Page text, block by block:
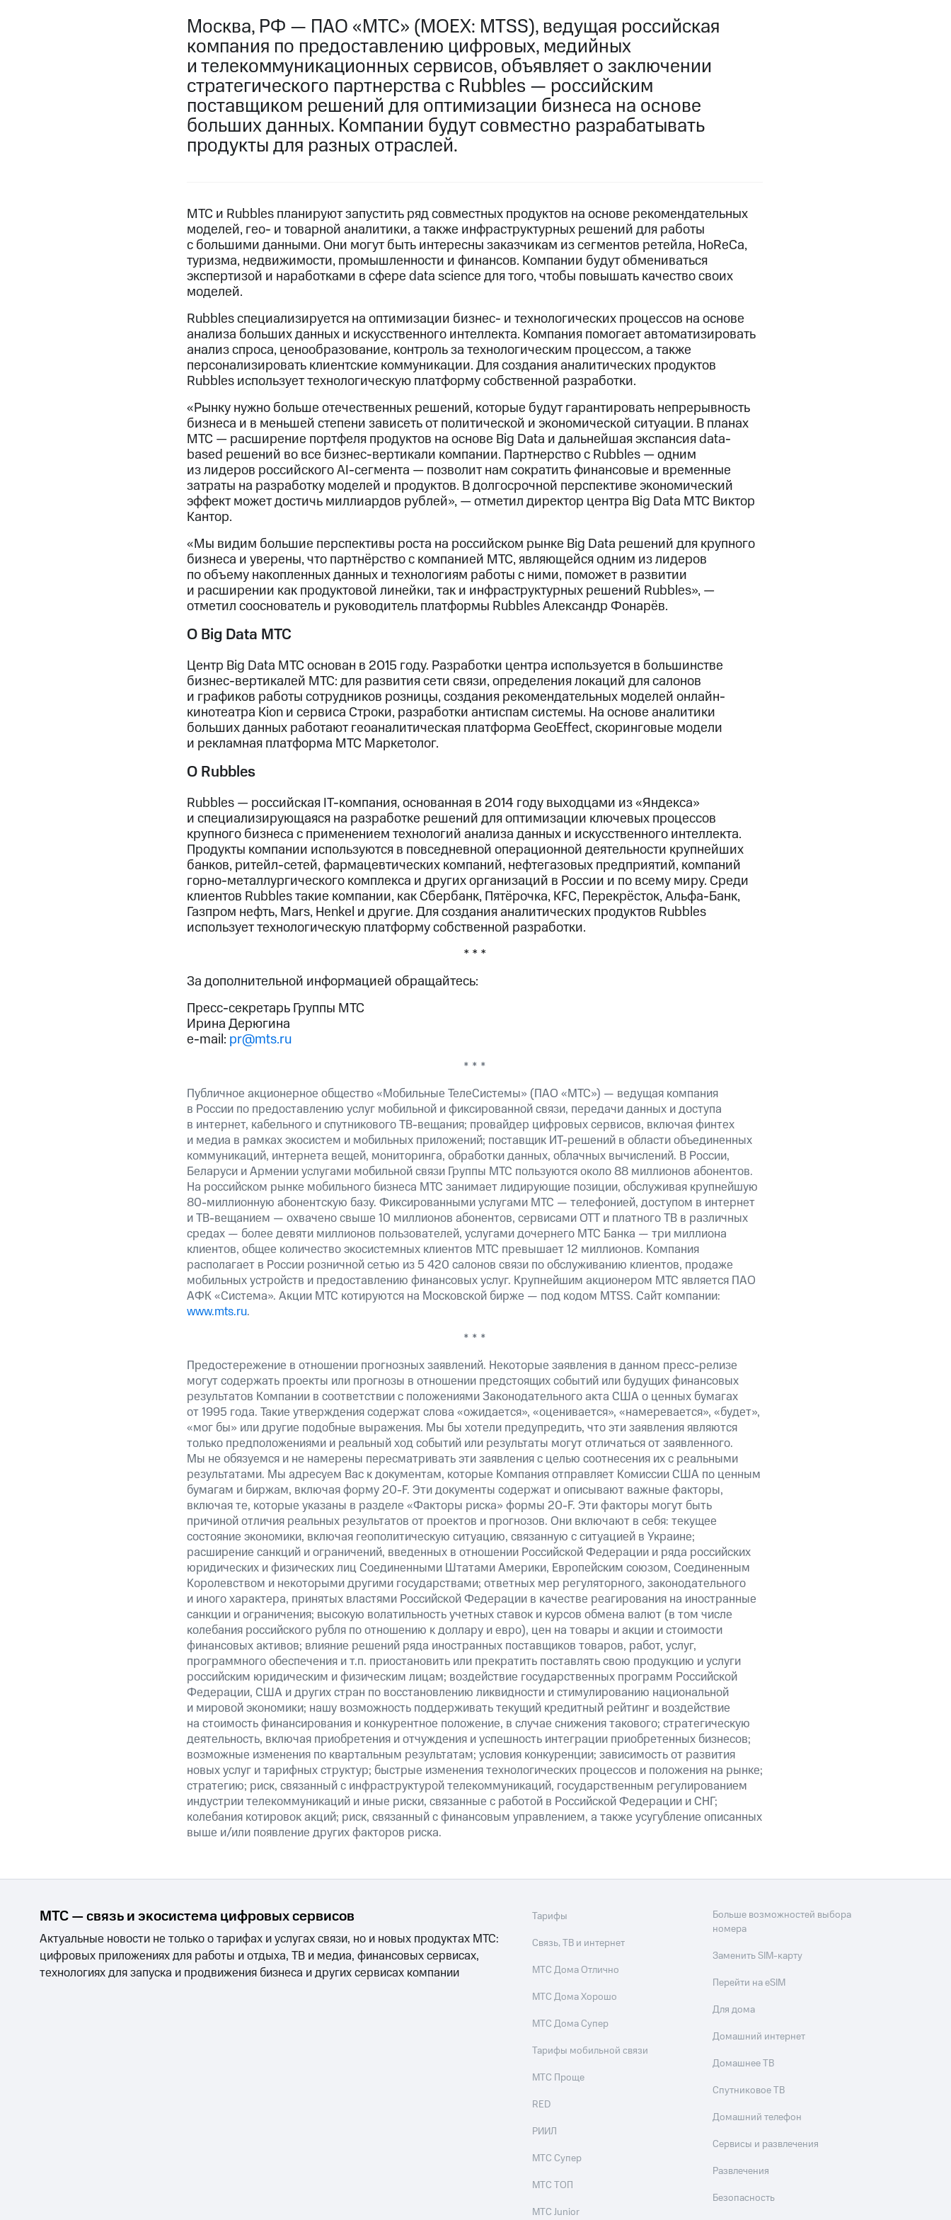
Москва, РФ — ПАО «МТС» (MOEX: MTSS), ведущая российская
компания по предоставлению цифровых, медийных
и телекоммуникационных сервисов, объявляет о заключении
стратегического партнерства с Rubbles — российским
поставщиком решений для оптимизации бизнеса на основе
больших данных. Компании будут совместно разрабатывать
продукты для разных отраслей.
МТС и Rubbles планируют запустить ряд совместных продуктов на основе рекомендательных
моделей, гео- и товарной аналитики, а также инфраструктурных решений для работы
с большими данными. Они могут быть интересны заказчикам из сегментов ретейла, HoReCа,
туризма, недвижимости, промышленности и финансов. Компании будут обмениваться
экспертизой и наработками в сфере data science для того, чтобы повышать качество своих
моделей.
Rubbles специализируется на оптимизации бизнес- и технологических процессов на основе
анализа больших данных и искусственного интеллекта. Компания помогает автоматизировать
анализ спроса, ценообразование, контроль за технологическим процессом, а также
персонализировать клиентские коммуникации. Для создания аналитических продуктов
Rubbles использует технологическую платформу собственной разработки.
«Рынку нужно больше отечественных решений, которые будут гарантировать непрерывность
бизнеса и в меньшей степени зависеть от политической и экономической ситуации. В планах
МТС — расширение портфеля продуктов на основе Big Data и дальнейшая экспансия data-
based решений во все бизнес-вертикали компании. Партнерство с Rubbles — одним
из лидеров российского AI-сегмента — позволит нам сократить финансовые и временные
затраты на разработку моделей и продуктов. В долгосрочной перспективе экономический
эффект может достичь миллиардов рублей», — отметил директор центра Big Data МТС Виктор
Кантор.
«Мы видим большие перспективы роста на российском рынке Big Data решений для крупного
бизнеса и уверены, что партнёрство с компанией МТС, являющейся одним из лидеров
по объему накопленных данных и технологиям работы с ними, поможет в развитии
и расширении как продуктовой линейки, так и инфраструктурных решений Rubbles», —
отметил сооснователь и руководитель платформы Rubbles Александр Фонарёв.
О Big Data МТС
Центр Big Data МТС основан в 2015 году. Разработки центра используется в большинстве
бизнес-вертикалей МТС: для развития сети связи, определения локаций для салонов
и графиков работы сотрудников розницы, создания рекомендательных моделей онлайн-
кинотеатра Kion и сервиса Строки, разработки антиспам системы. На основе аналитики
больших данных работают геоаналитическая платформа GeoEffect, скоринговые модели
и рекламная платформа МТС Маркетолог.
О Rubbles
Rubbles — российская IT-компания, основанная в 2014 году выходцами из «Яндекса»
и специализирующаяся на разработке решений для оптимизации ключевых процессов
крупного бизнеса с применением технологий анализа данных и искусственного интеллекта.
Продукты компании используются в повседневной операционной деятельности крупнейших
банков, ритейл-сетей, фармацевтических компаний, нефтегазовых предприятий, компаний
горно-металлургического комплекса и других организаций в России и по всему миру. Среди
клиентов Rubbles такие компании, как Сбербанк, Пятёрочка, KFC, Перекрёсток, Альфа-Банк,
Газпром нефть, Mars, Henkel и другие. Для создания аналитических продуктов Rubbles
использует технологическую платформу собственной разработки.
* * *
За дополнительной информацией обращайтесь:
Пресс-секретарь Группы МТС
Ирина Дерюгина
e-mail: pr@mts.ru
* * *
Публичное акционерное общество «Мобильные ТелеСистемы» (ПАО «МТС») — ведущая компания
в России по предоставлению услуг мобильной и фиксированной связи, передачи данных и доступа
в интернет, кабельного и спутникового ТВ-вещания; провайдер цифровых сервисов, включая финтех
и медиа в рамках экосистем и мобильных приложений; поставщик ИТ-решений в области объединенных
коммуникаций, интернета вещей, мониторинга, обработки данных, облачных вычислений. В России,
Беларуси и Армении услугами мобильной связи Группы МТС пользуются около 88 миллионов абонентов.
На российском рынке мобильного бизнеса МТС занимает лидирующие позиции, обслуживая крупнейшую
80-миллионную абонентскую базу. Фиксированными услугами МТС — телефонией, доступом в интернет
и ТВ-вещанием — охвачено свыше 10 миллионов абонентов, сервисами OTT и платного ТВ в различных
средах — более девяти миллионов пользователей, услугами дочернего МТС Банка — три миллиона
клиентов, общее количество экосистемных клиентов МТС превышает 12 миллионов. Компания
располагает в России розничной сетью из 5 420 салонов связи по обслуживанию клиентов, продаже
мобильных устройств и предоставлению финансовых услуг. Крупнейшим акционером МТС является ПАО
АФК «Система». Акции МТС котируются на Московской бирже — под кодом MTSS. Сайт компании:
www.mts.ru.
* * *
Предостережение в отношении прогнозных заявлений. Некоторые заявления в данном пресс-релизе
могут содержать проекты или прогнозы в отношении предстоящих событий или будущих финансовых
результатов Компании в соответствии с положениями Законодательного акта США о ценных бумагах
от 1995 года. Такие утверждения содержат слова «ожидается», «оценивается», «намеревается», «будет»,
«мог бы» или другие подобные выражения. Мы бы хотели предупредить, что эти заявления являются
только предположениями и реальный ход событий или результаты могут отличаться от заявленного.
Мы не обязуемся и не намерены пересматривать эти заявления с целью соотнесения их с реальными
результатами. Мы адресуем Вас к документам, которые Компания отправляет Комиссии США по ценным
бумагам и биржам, включая форму 20-F. Эти документы содержат и описывают важные факторы,
включая те, которые указаны в разделе «Факторы риска» формы 20-F. Эти факторы могут быть
причиной отличия реальных результатов от проектов и прогнозов. Они включают в себя: текущее
состояние экономики, включая геополитическую ситуацию, связанную с ситуацией в Украине;
расширение санкций и ограничений, введенных в отношении Российской Федерации и ряда российских
юридических и физических лиц Соединенными Штатами Америки, Европейским союзом, Соединенным
Королевством и некоторыми другими государствами; ответных мер регуляторного, законодательного
и иного характера, принятых властями Российской Федерации в качестве реагирования на иностранные
санкции и ограничения; высокую волатильность учетных ставок и курсов обмена валют (в том числе
колебания российского рубля по отношению к доллару и евро), цен на товары и акции и стоимости
финансовых активов; влияние решений ряда иностранных поставщиков товаров, работ, услуг,
программного обеспечения и т.п. приостановить или прекратить поставлять свою продукцию и услуги
российским юридическим и физическим лицам; воздействие государственных программ Российской
Федерации, США и других стран по восстановлению ликвидности и стимулированию национальной
и мировой экономики; нашу возможность поддерживать текущий кредитный рейтинг и воздействие
на стоимость финансирования и конкурентное положение, в случае снижения такового; стратегическую
деятельность, включая приобретения и отчуждения и успешность интеграции приобретенных бизнесов;
возможные изменения по квартальным результатам; условия конкуренции; зависимость от развития
новых услуг и тарифных структур; быстрые изменения технологических процессов и положения на рынке;
стратегию; риск, связанный с инфраструктурой телекоммуникаций, государственным регулированием
индустрии телекоммуникаций и иные риски, связанные с работой в Российской Федерации и СНГ;
колебания котировок акций; риск, связанный с финансовым управлением, а также усугубление описанных
выше и/или появление других факторов риска.
МТС — связь и экосистема цифровых сервисов
Актуальные новости не только о тарифах и услугах связи, но и новых продуктах МТС:
цифровых приложениях для работы и отдыха, ТВ и медиа, финансовых сервисах,
технологиях для запуска и продвижения бизнеса и других сервисах компании
Тарифы
Связь, ТВ и интернет
МТС Дома Отлично
МТС Дома Хорошо
МТС Дома Супер
Тарифы мобильной связи
МТС Проще
RED
РИИЛ
МТС Супер
МТС ТОП
МТС Junior
Больше возможностей выбора
номера
Заменить SIM-карту
Перейти на eSIM
Для дома
Домашний интернет
Домашнее ТВ
Спутниковое ТВ
Домашний телефон
Сервисы и развлечения
Развлечения
Безопасность